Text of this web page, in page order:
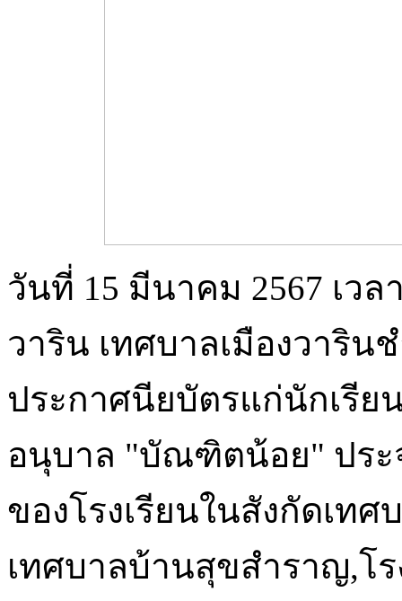
วันที่ 15 มีนาคม 2567 เว
วาริน เทศบาลเมืองวาริน
ประกาศนียบัตรแก่นักเรีย
อนุบาล "บัณฑิตน้อย" ประ
ของโรงเรียนในสังกัดเทศ
เทศบาลบ้านสุขสำราญ,โ